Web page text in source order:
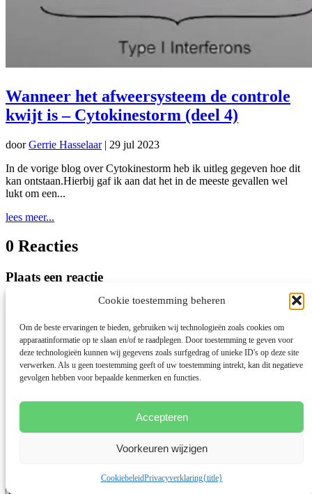
Cookie toestemming beheren
Om de beste ervaringen te bieden, gebruiken wij technologieën zoals cookies om
apparaatinformatie op te slaan en/of te raadplegen. Door toestemming te geven voor
deze technologieën kunnen wij gegevens zoals surfgedrag of unieke ID's op deze site
verwerken. Als u geen toestemming geeft of uw toestemming intrekt, kan dit negatieve
gevolgen hebben voor bepaalde kenmerken en functies.
Accepteren
Voorkeuren wijzigen
CookiebeleidPrivacyverklaring{title}
Wanneer het afweersysteem de controle
kwijt is – Cytokinestorm (deel 4)
doorGerrie Hasselaar| 29 jul 2023
In de vorige blog over Cytokinestorm heb ik uitleg gegeven hoe dit
kan ontstaan.Hierbij gaf ik aan dat het in de meeste gevallen wel
lukt om een...
lees meer...
0 Reacties
Plaats een reactie
Je e-mailadres wordt niet gepubliceerd. Vereiste velden zijn